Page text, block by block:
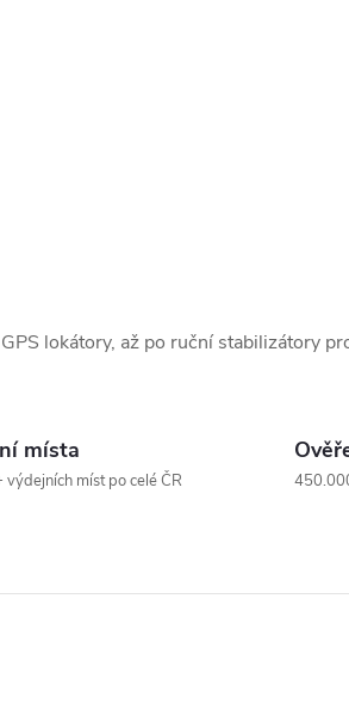
lokátory, až po ruční stabilizátory
místa
míst po celé ČR